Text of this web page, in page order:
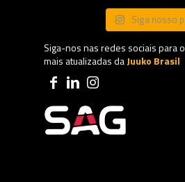
Siga nosso
Siga-nos nas redes sociais para
mais atualizadas daJuuko Brasil